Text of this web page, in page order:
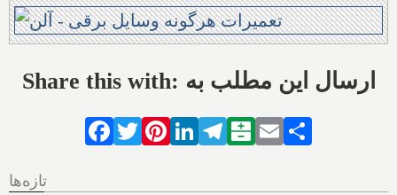
Share this with: ارسال این مطلب به
Facebook
TwitterPinterestLinkedIn
Telegram
Balatarin
Email
تازه‌ها